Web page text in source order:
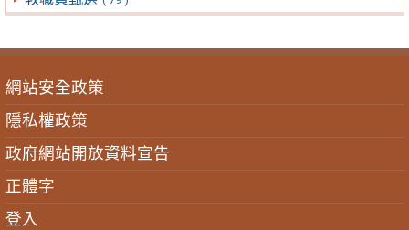
網站安全政策
隱私權政策
政府網站開放資料宣告
正體字
登入